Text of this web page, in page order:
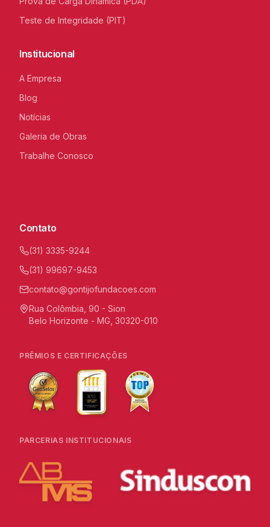
Teste de Integridade (PIT)
Institucional
A Empresa
Blog
Notícias
Galeria de Obras
Trabalhe Conosco
Contato
(31) 3335-9244
(31) 99697-9453
contato@gontijofundacoes.com
Rua Colômbia, 90 - Sion
Belo Horizonte - MG, 30320-010
PRÊMIOS E CERTIFICAÇÕES
PARCERIAS INSTITUCIONAIS